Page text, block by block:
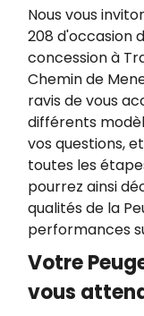
Nous vous
208 d'occasion
concession à
Chemin de
ravis de vous
différents
vos questions,
toutes les
pourrez ainsi
qualités de la
performances
Votre
vous